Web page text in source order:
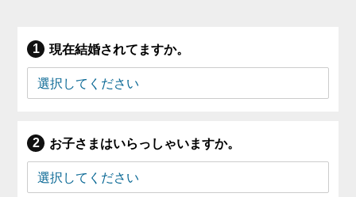
現在結婚されてますか。
お子さまはいらっしゃいますか。